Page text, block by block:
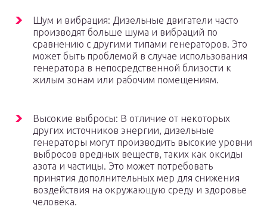
Шум и вибрация: Дизельные двигатели часто
производят больше шума и вибраций по
сравнению с другими типами генераторов. Это
может быть проблемой в случае использования
генератора в непосредственной близости к
жилым зонам или рабочим помещениям.
Высокие выбросы: В отличие от некоторых
других источников энергии, дизельные
генераторы могут производить высокие уровни
выбросов вредных веществ, таких как оксиды
азота и частицы. Это может потребовать
принятия дополнительных мер для снижения
воздействия на окружающую среду и здоровье
человека.